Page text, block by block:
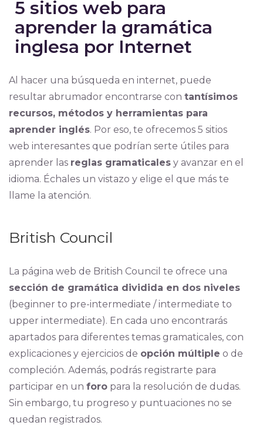
5 sitios web para
aprender la gramática
inglesa por Internet
Al hacer una búsqueda en internet, puede
resultar abrumador encontrarse con tantísimos
recursos, métodos y herramientas para
aprender inglés. Por eso, te ofrecemos 5 sitios
web interesantes que podrían serte útiles para
aprender las reglas gramaticalesy avanzar en el
idioma. Échales un vistazo y elige el que más te
llame la atención.
British Council
La página web de British Council te ofrece una
sección de gramática dividida en dos niveles
(beginner to pre-intermediate / intermediate to
upper intermediate). En cada uno encontrarás
apartados para diferentes temas gramaticales, con
explicaciones y ejercicios de opción múltiple o de
compleción. Además, podrás registrarte para
participar en un foropara la resolución de dudas.
Sin embargo, tu progreso y puntuaciones no se
quedan registrados.